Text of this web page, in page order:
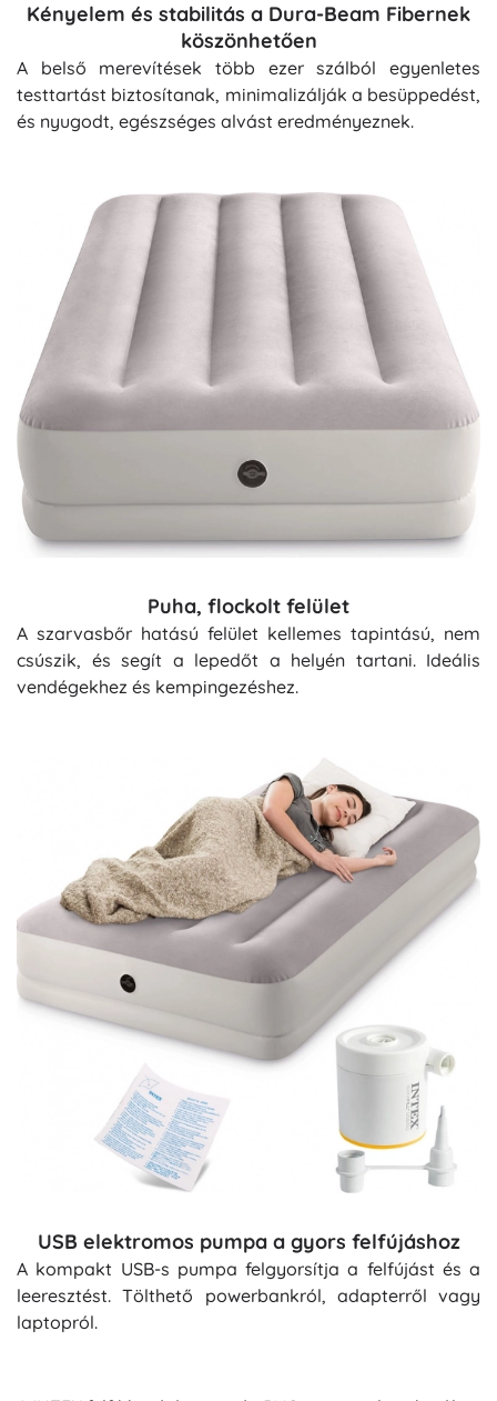
Kényelem és stabilitás a Dura-Beam Fibernek
köszönhetően
A belső merevítések több ezer szálból egyenletes
testtartást biztosítanak, minimalizálják a besüppedést,
és nyugodt, egészséges alvást eredményeznek.
Puha, flockolt felület
A szarvasbőr hatású felület kellemes tapintású, nem
csúszik, és segít a lepedőt a helyén tartani. Ideális
vendégekhez és kempingezéshez.
USB elektromos pumpa a gyors felfújáshoz
A kompakt USB-s pumpa felgyorsítja a felfújást és a
leeresztést. Tölthető powerbankról, adapterről vagy
laptopról.